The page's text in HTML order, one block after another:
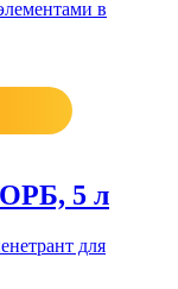
в
5 л
для